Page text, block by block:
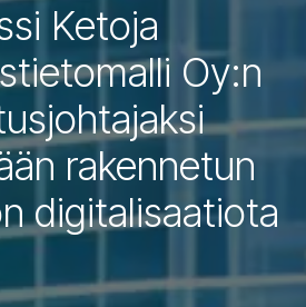
Ketoja
Oy:n
rakennetun
digitalisaatiota